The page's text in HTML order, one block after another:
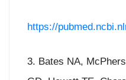
https://
3. Bates NA,